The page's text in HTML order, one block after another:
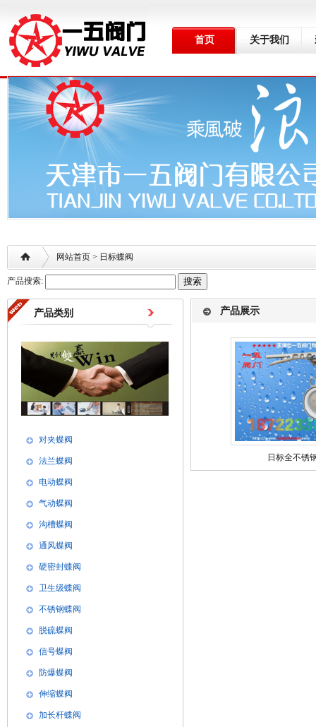
首页 关于我们
网站首页 > 日标蝶阀
产品搜索:
产品类别
对夹蝶阀
法兰蝶阀
电动蝶阀
气动蝶阀
沟槽蝶阀
通风蝶阀
硬密封蝶阀
卫生级蝶阀
不锈钢蝶阀
脱硫蝶阀
信号蝶阀
防爆蝶阀
伸缩蝶阀
加长杆蝶阀
产品展示
日标全不锈